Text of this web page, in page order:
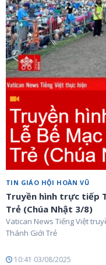
TIN GIÁO HỘI HOÀN VŨ
Truyền hình trực tiếp
Trẻ (Chúa Nhật 3/8)
Vatican News Tiếng Việt
Thánh Giới Trẻ
10:41 03/08/2025